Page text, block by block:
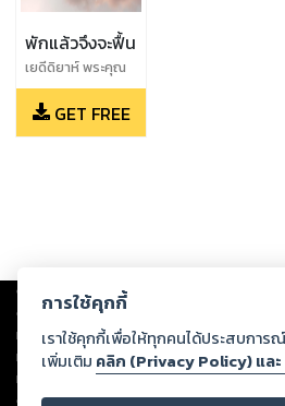
พักแล้วจึงจะฟื้น
เยดีดิยาห์ พระคุณ
แสนัศจรรย์
GET FREE
Copyright © 2026
ต่อผลงานหรือเนื้อหาใดที่อัปโหลดผ่านเว็บไซต์แ
ทรัพย์สินทางปัญญาของบุคคลอื่นหรือขัดต่อกฎ
ทุกท่านโปรดใช้วิจารณญาณในการกลั่นกรองด้
หนึ่งส่วนใดขัดต่อกฎหมายและศีลธรรม กรุณาแ
ดำเนินการในทันที ทั้งนี้ ทางสตอรี่ล็อกขอสง
การใช้คุกกี้
เราใช้คุกกี้เพื่อให้ทุกคนได้ประสบการ
เพิ่มเติม คลิก (Privacy Policy) แล